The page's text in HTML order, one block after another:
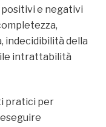
e negativi
indecidibilità della
intrattabilità
pratici per